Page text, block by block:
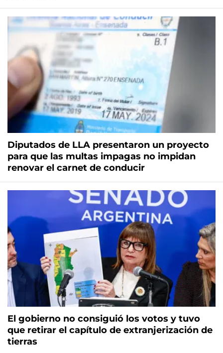
Diputados de LLA presentaron un proyecto
para que las multas impagas no impidan
renovar el carnet de conducir
El gobierno no consiguió los votos y tuvo
que retirar el capítulo de extranjerización de
tierras